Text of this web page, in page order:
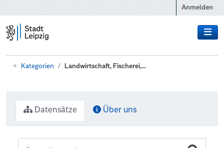
Anmelden
Kategorien Landwirtschaft, Fischerei,...
Datensätze Über uns